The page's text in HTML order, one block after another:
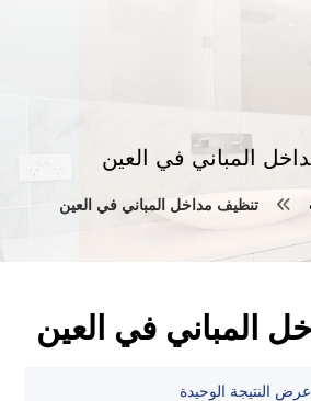
المباني في العين
تنظيف مداخل المباني في العين
المباني في العين
عرض النتيجة الوحيدة